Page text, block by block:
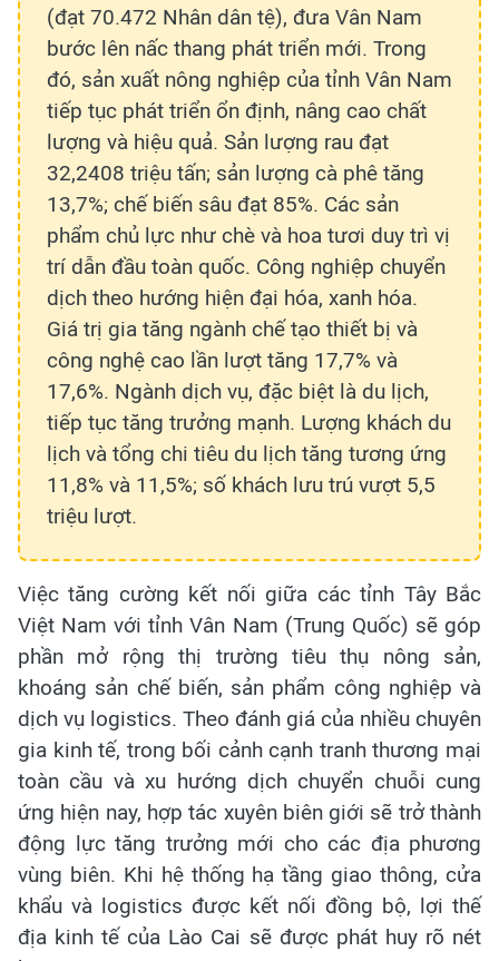
(đạt 70.472 Nhân dân tệ), đưa Vân Nam
bước lên nấc thang phát triển mới. Trong
đó, sản xuất nông nghiệp của tỉnh Vân Nam
tiếp tục phát triển ổn định, nâng cao chất
lượng và hiệu quả. Sản lượng rau đạt
32,2408 triệu tấn; sản lượng cà phê tăng
13,7%; chế biến sâu đạt 85%. Các sản
phẩm chủ lực như chè và hoa tươi duy trì vị
trí dẫn đầu toàn quốc. Công nghiệp chuyển
dịch theo hướng hiện đại hóa, xanh hóa.
Giá trị gia tăng ngành chế tạo thiết bị và
công nghệ cao lần lượt tăng 17,7% và
17,6%. Ngành dịch vụ, đặc biệt là du lịch,
tiếp tục tăng trưởng mạnh. Lượng khách du
lịch và tổng chi tiêu du lịch tăng tương ứng
11,8% và 11,5%; số khách lưu trú vượt 5,5
triệu lượt.
Việc tăng cường kết nối giữa các tỉnh Tây Bắc
Việt Nam với tỉnh Vân Nam (Trung Quốc) sẽ góp
phần mở rộng thị trường tiêu thụ nông sản,
khoáng sản chế biến, sản phẩm công nghiệp và
dịch vụ logistics. Theo đánh giá của nhiều chuyên
gia kinh tế, trong bối cảnh cạnh tranh thương mại
toàn cầu và xu hướng dịch chuyển chuỗi cung
ứng hiện nay, hợp tác xuyên biên giới sẽ trở thành
động lực tăng trưởng mới cho các địa phương
vùng biên. Khi hệ thống hạ tầng giao thông, cửa
khẩu và logistics được kết nối đồng bộ, lợi thế
địa kinh tế của Lào Cai sẽ được phát huy rõ nét